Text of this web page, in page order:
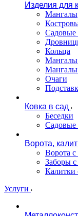
Изделия для
Мангалы
Кольца
Мангалы
Очаги
Ковка в сад
Беседки
Садовые
Ворота,
Ворота с
Заборы с
Калитки
Услуги